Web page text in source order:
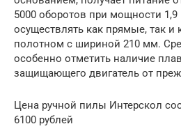
5000 оборотов при мощности
осуществлять как прямые, так
полотном с шириной 210 мм.
особенно отметить наличие
защищающего двигатель от
Цена ручной пилы Интерскол
6100 рублей